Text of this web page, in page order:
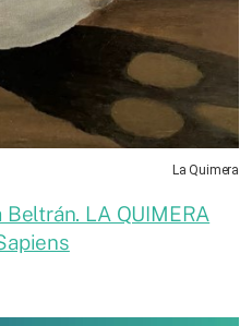
La Quimera
LA QUIMERA